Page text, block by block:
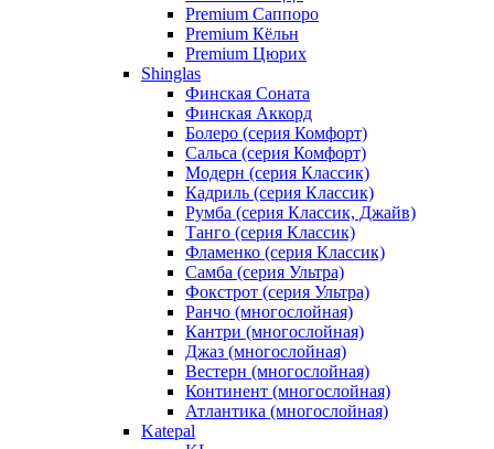
Premium Саппоро
Premium Кёльн
Premium Цюрих
Shinglas
Финская Соната
Финская Аккорд
Болеро (серия Комфорт)
Сальса (серия Комфорт)
Модерн (серия Классик)
Кадриль (серия Классик)
Румба (серия Классик, Джайв)
Танго (серия Классик)
Фламенко (серия Классик)
Самба (серия Ультра)
Фокстрот (серия Ультра)
Ранчо (многослойная)
Кантри (многослойная)
Джаз (многослойная)
Вестерн (многослойная)
Континент (многослойная)
Атлантика (многослойная)
Katepal